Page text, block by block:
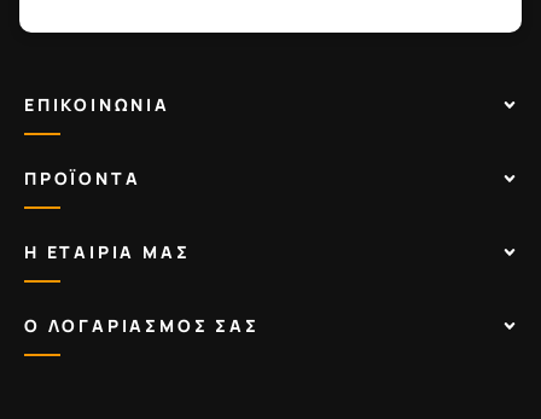
ΕΠΙΚΟΙΝΩΝΙΑ
ΠΡΟΪΟΝΤΑ
Η ΕΤΑΙΡΙΑ ΜΑΣ
Ο ΛΟΓΑΡΙΑΣΜΟΣ ΣΑΣ